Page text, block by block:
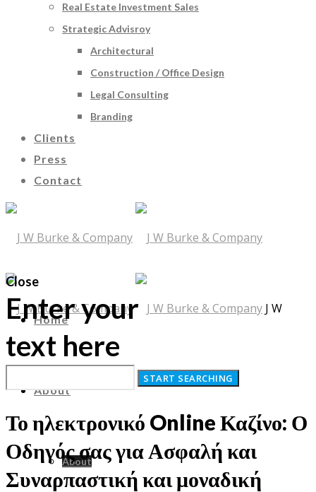
Real Estate Investment Sales
Strategic Advisroy
Architectural
Construction / Office Design
Legal Consulting
Branding
Clients
Press
Contact
J W
Home
About
About
Close
Enter your
text here
Το ηλεκτρονικό Online Καζίνο: Ο
Οδηγός σας για Ασφαλή και
Συναρπαστική και μοναδική